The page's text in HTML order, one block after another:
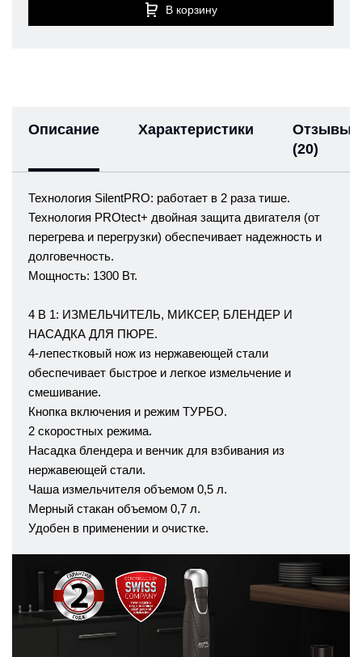
В корзину
Описание Характеристики
Отзывы
(20)
Технология SilentPRO: работает в 2 раза тише.
Технология PROtect+ двойная защита двигателя (от
перегрева и перегрузки) обеспечивает надежность и
долговечность.
Мощность: 1300 Вт.
4 В 1: ИЗМЕЛЬЧИТЕЛЬ, МИКСЕР, БЛЕНДЕР И
НАСАДКА ДЛЯ ПЮРЕ.
4-лепестковый нож из нержавеющей стали
обеспечивает быстрое и легкое измельчение и
смешивание.
Кнопка включения и режим ТУРБО.
2 скоростных режима.
Насадка блендера и венчик для взбивания из
нержавеющей стали.
Чаша измельчителя объемом 0,5 л.
Мерный стакан объемом 0,7 л.
Удобен в применении и очиcтке.